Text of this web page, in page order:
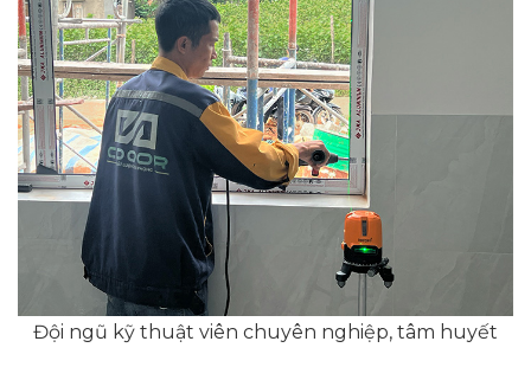
Đội ngũ kỹ thuật viên chuyên nghiệp, tâm huyết